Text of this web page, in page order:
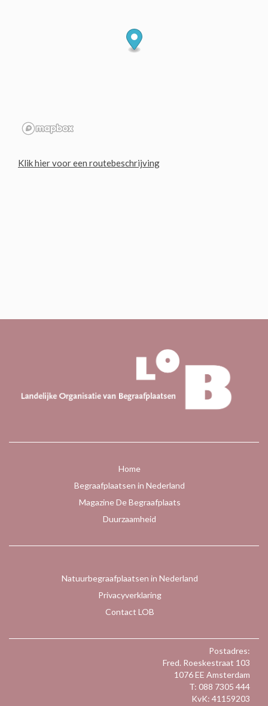
Klik hier voor een routebeschrijving
Home
Begraafplaatsen in Nederland
Magazine De Begraafplaats
Duurzaamheid
Natuurbegraafplaatsen in Nederland
Privacyverklaring
Contact LOB
Postadres:
Fred. Roeskestraat 103
1076 EE Amsterdam
T: 088 7305 444
KvK: 41159203